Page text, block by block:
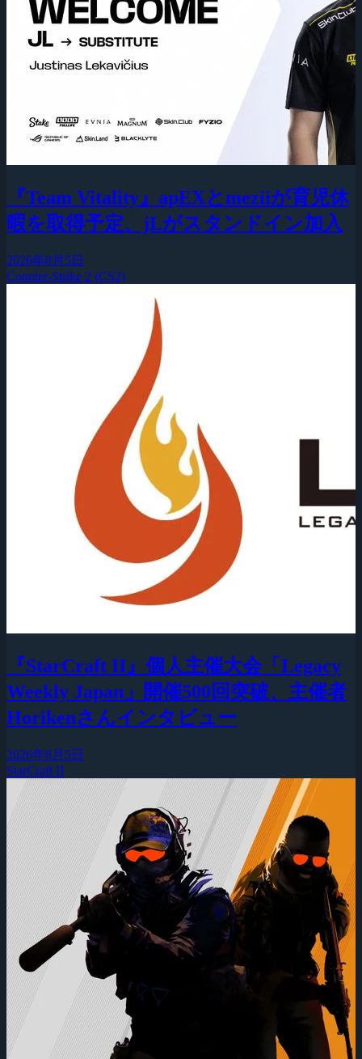
『Team Vitality』apEXとmeziiが育児休
暇を取得予定、jLがスタンドイン加入
2026年8月5日
Counter-Strike 2 (CS2)
『StarCraft II』個人主催大会「Legacy
Weekly Japan」開催500回突破、主催者
Horikenさんインタビュー
2026年8月5日
StarCraft II